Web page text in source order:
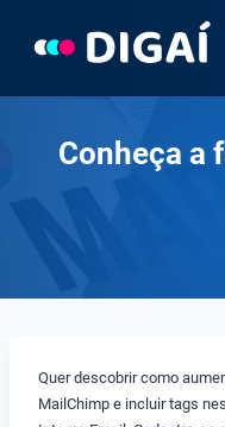
Conheça a
Quer descobrir como
MailChimp e incluir tags